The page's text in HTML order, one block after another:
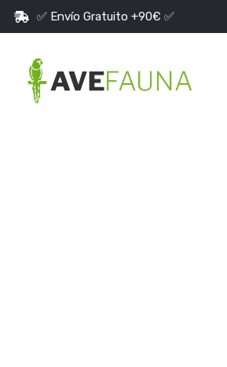
✅ Envío Gratuito +90€ ✅